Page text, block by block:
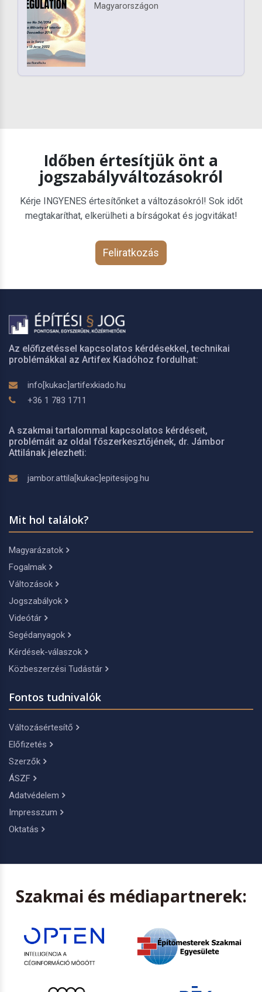
Magyarországon
Időben értesítjük önt a
jogszabályváltozásokról
Kérje INGYENES értesítőnket a változásokról! Sok időt
megtakaríthat, elkerülheti a bírságokat és jogvitákat!
Feliratkozás
Az előfizetéssel kapcsolatos kérdésekkel, technikai
problémákkal az Artifex Kiadóhoz fordulhat:
info[kukac]artifexkiado.hu
+36 1 783 1711
A szakmai tartalommal kapcsolatos kérdéseit,
problémáit az oldal főszerkesztőjének, dr. Jámbor
Attilának jelezheti:
jambor.attila[kukac]epitesijog.hu
Mit hol találok?
Magyarázatok
Fogalmak
Változások
Jogszabályok
Videótár
Segédanyagok
Kérdések-válaszok
Közbeszerzési Tudástár
Fontos tudnivalók
Változásértesítő
Előfizetés
Szerzők
ÁSZF
Adatvédelem
Impresszum
Oktatás
Szakmai és médiapartnerek: